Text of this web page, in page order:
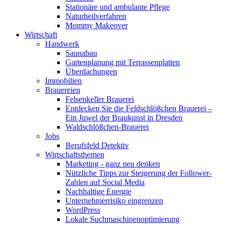
Stationäre und ambulante Pflege
Naturheilverfahren
Mommy Makeover
Wirtschaft
Handwerk
Saunabau
Gartenplanung mit Terrassenplatten
Überdachungen
Immobilien
Brauereien
Felsenkeller Brauerei
Entdecken Sie die Feldschlößchen Brauerei –
Ein Juwel der Braukunst in Dresden
Waldschlößchen-Brauerei
Jobs
Berufsfeld Detektiv
Wirtschaftsthemen
Marketing - ganz neu denken
Nützliche Tipps zur Steigerung der Follower-
Zahlen auf Social Media
Nachhaltige Energie
Unternehmerrisiko eingrenzen
WordPress
Lokale Suchmaschinenoptimierung